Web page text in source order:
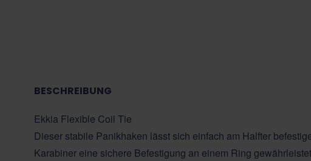
BESCHREIBUNG
Ekkia Flexible Coil Tie
Dieser stabile Panikhaken lässt sich einfach am Halfter
Karabiner eine sichere Befestigung an einem Ring